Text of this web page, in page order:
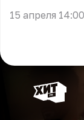
15 апреля